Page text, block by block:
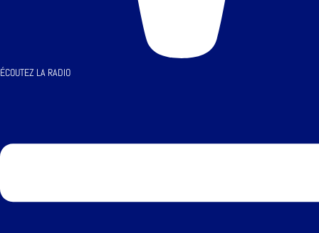
ÉCOUTEZ LA RADIO